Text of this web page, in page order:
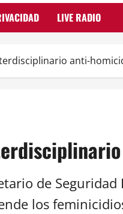
LIVE RADIO
anti-
de
los